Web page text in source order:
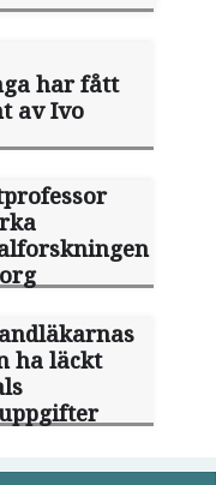
har fått
av Ivo
ha läckt